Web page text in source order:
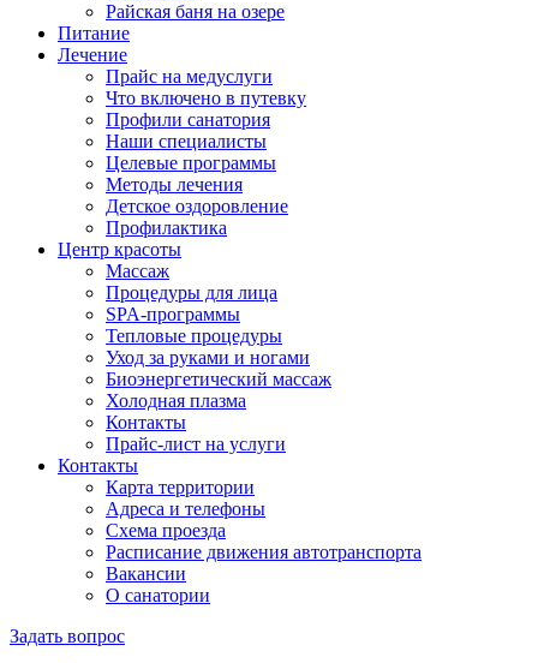
Райская баня на озере
Питание
Лечение
Прайс на медуслуги
Что включено в путевку
Профили санатория
Наши специалисты
Целевые программы
Методы лечения
Детское оздоровление
Профилактика
Центр красоты
Массаж
Процедуры для лица
SPA-программы
Тепловые процедуры
Уход за руками и ногами
Биоэнергетический массаж
Холодная плазма
Контакты
Прайс-лист на услуги
Контакты
Карта территории
Адреса и телефоны
Схема проезда
Расписание движения автотранспорта
Вакансии
О санатории
Задать вопрос